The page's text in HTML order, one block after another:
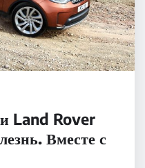
Land Rover
Вместе с